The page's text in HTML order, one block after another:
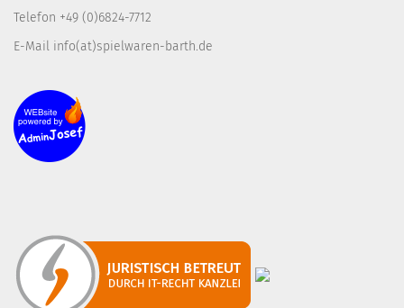
Telefon +49 (0)6824-7712
E-Mail info(at)spielwaren-barth.de